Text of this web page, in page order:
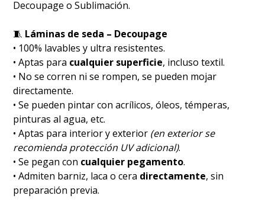
Decoupage o Sublimación.
🧵 Láminas de seda – Decoupage
• 100% lavables y ultra resistentes.
• Aptas para cualquier superficie, incluso textil.
• No se corren ni se rompen, se pueden mojar
directamente.
• Se pueden pintar con acrílicos, óleos, témperas,
pinturas al agua, etc.
• Aptas para interior y exterior (en exterior se
recomienda protección UV adicional).
• Se pegan con cualquier pegamento.
• Admiten barniz, laca o cera directamente, sin
preparación previa.